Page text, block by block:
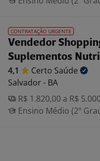
CONTRATAÇÃO URGENTE
Vendedor
Suplementos
4,1 Certo Saúde
Salvador - BA
R$ 1.820,00 a R$
Ensino Médio (2º